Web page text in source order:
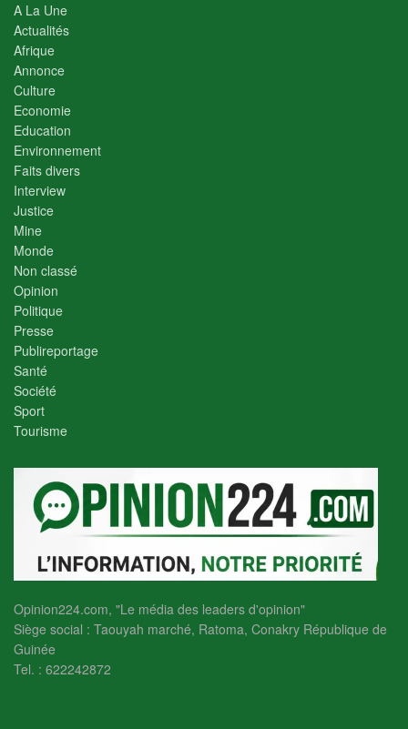
A La Une
Actualités
Afrique
Annonce
Culture
Economie
Education
Environnement
Faits divers
Interview
Justice
Mine
Monde
Non classé
Opinion
Politique
Presse
Publireportage
Santé
Société
Sport
Tourisme
Opinion224.com, "Le média des leaders d'opinion"
Siège social : Taouyah marché, Ratoma, Conakry République de
Guinée
Tel. : 622242872